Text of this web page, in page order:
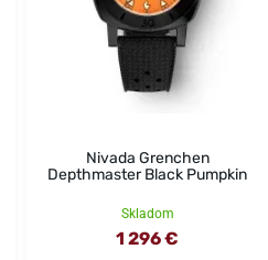
Nivada Grenchen
Depthmaster Black Pumpkin
Skladom
1 296 €